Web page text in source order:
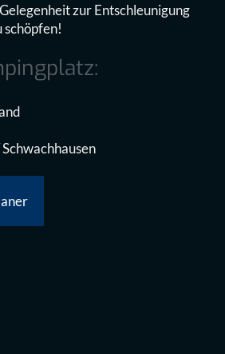
zur Entschleunigung
schöpfen!